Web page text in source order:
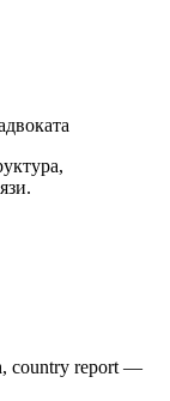
country report —